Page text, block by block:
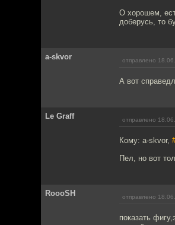
О хорошем,
доберусь, то
a-skvor отправлено
А вот
Le Graff отправлено
Кому: a-skvor,
Пел, но вот
RoooSH отправлено
показать